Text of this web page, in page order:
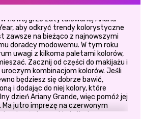
nowej grze zatytułowanej Ariana
aby odkryć trendy kolorystyczne
zawsze na bieżąco z najnowszymi
doradcy modowemu. W tym roku
uwagi z kilkoma paletami kolorów,
Zacznij od części do makijażu i
kombinacjom kolorów. Jeśli
będziesz się dobrze bawić,
i dodając do niej kolory, które
dzień Ariany Grande, więc pomóż jej
jutro imprezę na czerwonym
wybrać elegancki strój z błyszczącą